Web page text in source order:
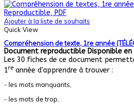
Ajouter à la liste de souhaits
Quick View
Compréhension de texte, 1re année
Document reproductible Disponible
Les 30 fiches de ce document
1re année d'apprendre à trouver :
- les mots manquants,
- les mots de trop,